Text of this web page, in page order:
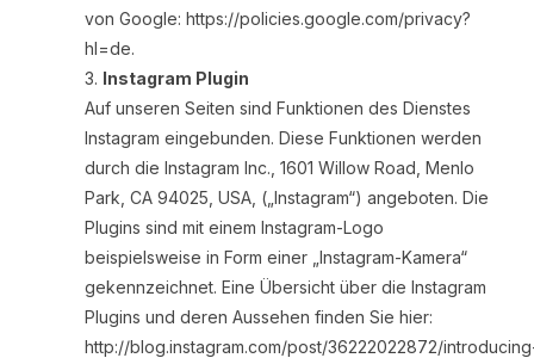
von Google: https://policies.google.com/privacy?
hl=de.
Instagram Plugin
Auf unseren Seiten sind Funktionen des Dienstes
Instagram eingebunden. Diese Funktionen werden
durch die Instagram Inc., 1601 Willow Road, Menlo
Park, CA 94025, USA, („Instagram“) angeboten. Die
Plugins sind mit einem Instagram-Logo
beispielsweise in Form einer „Instagram-Kamera“
gekennzeichnet. Eine Übersicht über die Instagram
Plugins und deren Aussehen finden Sie hier:
http://blog.instagram.com/post/36222022872/